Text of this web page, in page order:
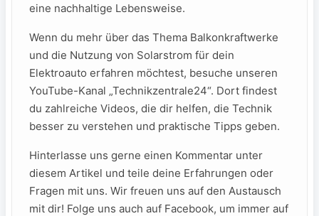
eine nachhaltige​ Lebensweise.
Wenn du mehr über​ das​ Thema Balkonkraftwerke
und die Nutzung ⁤von‍ Solarstrom für dein⁤
Elektroauto erfahren möchtest, besuche unseren
YouTube-Kanal „Technikzentrale24“. ⁢Dort ‌findest
du zahlreiche Videos, die dir helfen, die Technik‍
besser zu‍ verstehen⁤ und praktische⁣ Tipps⁤ geben.
Hinterlasse uns‍ gerne einen Kommentar unter
diesem Artikel und teile deine⁤ Erfahrungen oder
Fragen⁢ mit uns. Wir freuen uns auf den Austausch
mit‌ dir! Folge uns‍ auch auf Facebook, um immer auf